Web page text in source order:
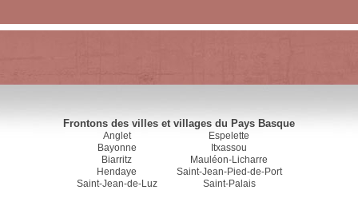
Frontons des villes et villages du Pays Basque
Anglet
Bayonne
Biarritz
Hendaye
Saint-Jean-de-Luz
Espelette
Itxassou
Mauléon-Licharre
Saint-Jean-Pied-de-Port
Saint-Palais